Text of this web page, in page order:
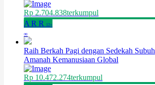
Rp 2.704.838terkumpul
A R R 12+
∞
Raih Berkah Pagi dengan Sedekah Subuh
Amanah Kemanusiaan Global
Rp 10.472.274terkumpul